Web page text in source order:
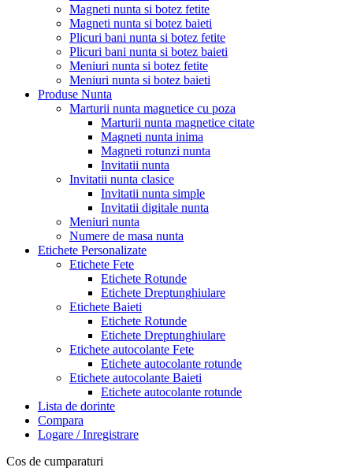
Magneti nunta si botez fetite
Magneti nunta si botez baieti
Plicuri bani nunta si botez fetite
Plicuri bani nunta si botez baieti
Meniuri nunta si botez fetite
Meniuri nunta si botez baieti
Produse Nunta
Marturii nunta magnetice cu poza
Marturii nunta magnetice citate
Magneti nunta inima
Magneti rotunzi nunta
Invitatii nunta
Invitatii nunta clasice
Invitatii nunta simple
Invitatii digitale nunta
Meniuri nunta
Numere de masa nunta
Etichete Personalizate
Etichete Fete
Etichete Rotunde
Etichete Dreptunghiulare
Etichete Baieti
Etichete Rotunde
Etichete Dreptunghiulare
Etichete autocolante Fete
Etichete autocolante rotunde
Etichete autocolante Baieti
Etichete autocolante rotunde
Lista de dorinte
Compara
Logare / Inregistrare
Cos de cumparaturi